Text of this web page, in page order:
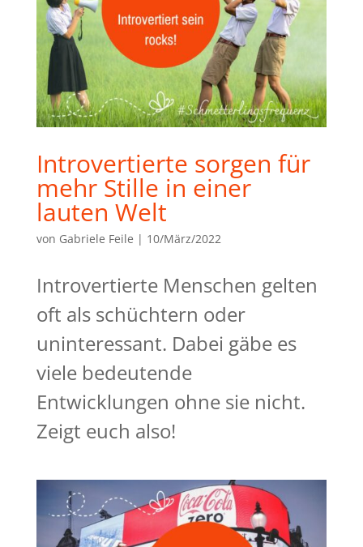
Introvertierte sorgen für
mehr Stille in einer
lauten Welt
von Gabriele Feile | 10/März/2022
Introvertierte Menschen gelten
oft als schüchtern oder
uninteressant. Dabei gäbe es
viele bedeutende
Entwicklungen ohne sie nicht.
Zeigt euch also!